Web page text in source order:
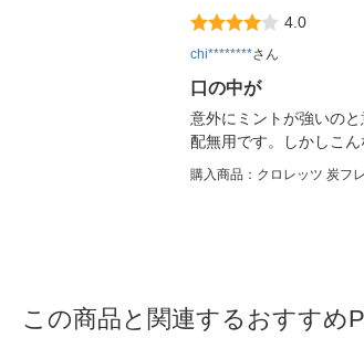
4.0
chi********さん
口の中が
意外にミントが強いの
配無用です。しかしこん
購入商品：クロレッツ 炭フ
この商品と関連するおすすめ